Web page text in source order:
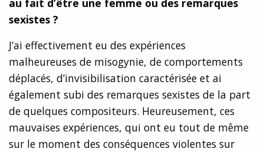
au fait d’être une femme ou des remarques
sexistes ?
J’ai effectivement eu des expériences
malheureuses de misogynie, de comportements
déplacés, d’invisibilisation caractérisée et ai
également subi des remarques sexistes de la part
de quelques compositeurs. Heureusement, ces
mauvaises expériences, qui ont eu tout de même
sur le moment des conséquences violentes sur